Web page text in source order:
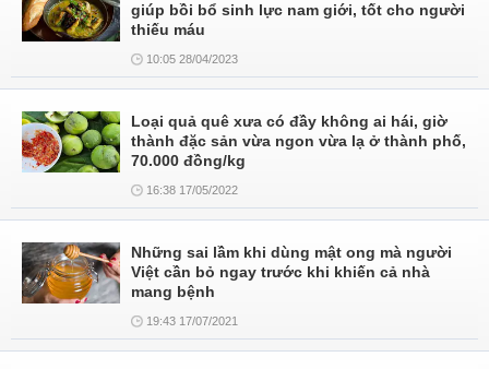
giúp bồi bổ sinh lực nam giới, tốt cho người
thiếu máu
10:05 28/04/2023
Loại quả quê xưa có đầy không ai hái, giờ
thành đặc sản vừa ngon vừa lạ ở thành phố,
70.000 đồng/kg
16:38 17/05/2022
Những sai lầm khi dùng mật ong mà người
Việt cần bỏ ngay trước khi khiến cả nhà
mang bệnh
19:43 17/07/2021